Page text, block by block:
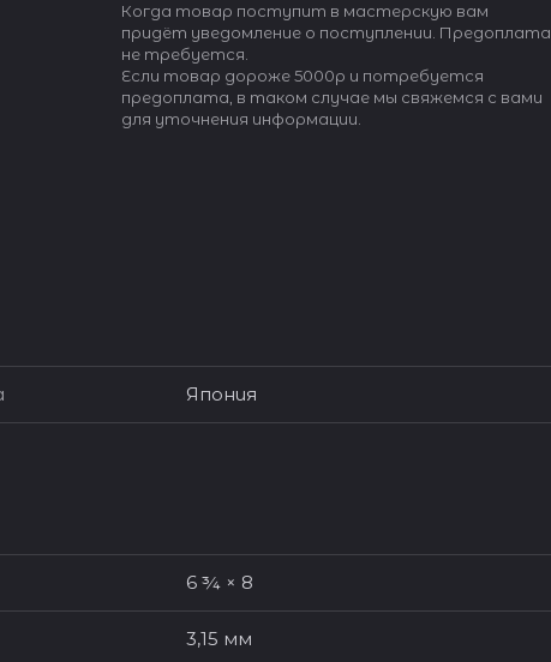
Когда товар поступит в мастерскую вам
придёт уведомление о поступлении. Предоплата
не требуется.
Если товар дороже 5000р и потребуется
предоплата, в таком случае мы свяжемся с вами
для уточнения информации.
Япония
6 ¾ × 8
3,15 мм